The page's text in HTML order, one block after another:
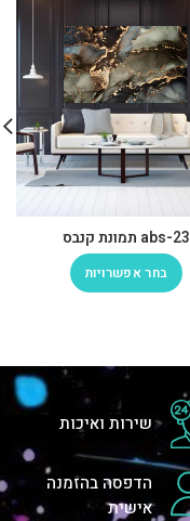
abs-23 תמונת קנבס
בחר אפשרויות
שירות ואיכות
הדפסה בהזמנה
אישית